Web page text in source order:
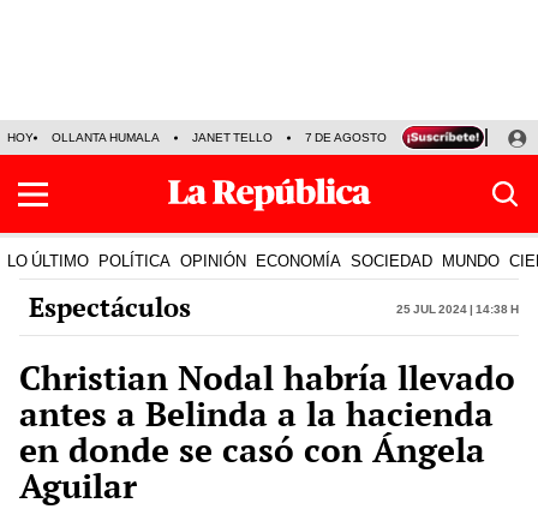
HOY OLLANTA HUMALA JANET TELLO 7 DE AGOSTO TINKA RESULTADOS
LO ÚLTIMO POLÍTICA OPINIÓN ECONOMÍA SOCIEDAD MUNDO
Espectáculos 25 Jul 2024 | 14:38 h
Christian Nodal habría llevado
antes a Belinda a la hacienda
en donde se casó con Ángela
Aguilar